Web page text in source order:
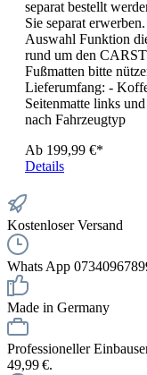
separat bestellt
Sie separat
Auswahl Funktion
rund um den
Fußmatten bitte
Lieferumfang: -
Seitenmatte links
nach Fahrzeugtyp
Ab 199,99 €*
Details
Kostenloser Versand
Whats App
Made in Germany
Professioneller
49,99 €.